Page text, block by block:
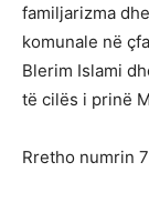
familjarizma
komunale në
Blerim Islami
të cilës i prinë
Rretho numrin